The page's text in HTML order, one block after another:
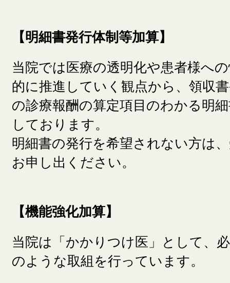
【明細書発行体制等加算】
当院では医療の透明化や患者様へ
的に推進していく観点から、領収
の診療報酬の算定項目のわかる明
しております。
明細書の発行を希望されない方は
お申し出ください。
【機能強化加算】
当院は「かかりつけ医」として、
のような取組を行っています。